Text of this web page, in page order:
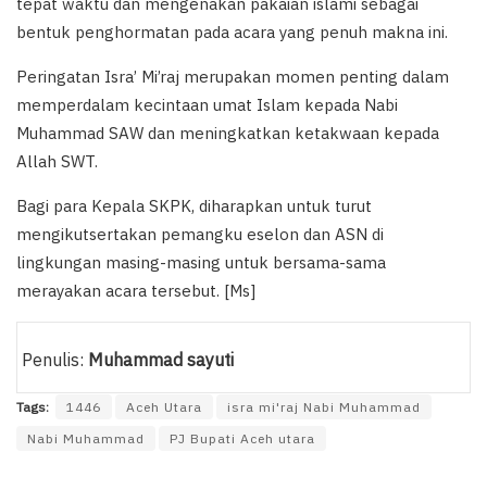
bentuk penghormatan pada acara yang penuh makna ini.
Peringatan Isra’ Mi’raj merupakan momen penting dalam
memperdalam kecintaan umat Islam kepada Nabi
Muhammad SAW dan meningkatkan ketakwaan kepada
Allah SWT.
Bagi para Kepala SKPK, diharapkan untuk turut
mengikutsertakan pemangku eselon dan ASN di
lingkungan masing-masing untuk bersama-sama
merayakan acara tersebut. [Ms]
Penulis: Muhammad sayuti
Tags: 1446 Aceh Utara
isra mi'raj Nabi Muhammad
Nabi Muhammad
PJ Bupati Aceh utara